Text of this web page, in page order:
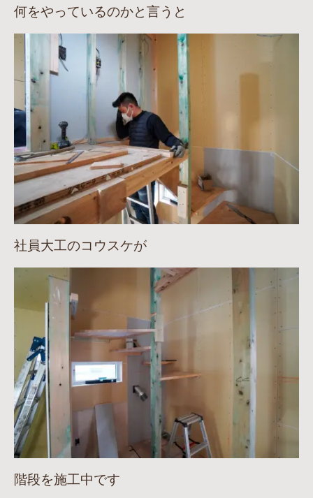
何をやっているのかと言うと
社員大工のコウスケが
階段を施工中です